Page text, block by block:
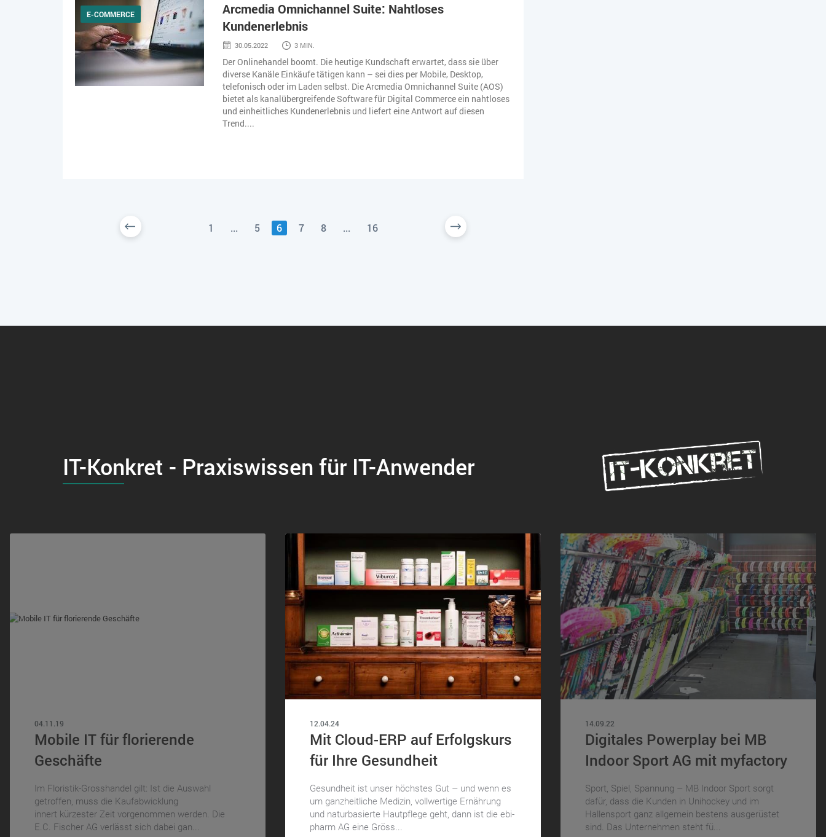
E-COMMERCE
Arcmedia Omnichannel Suite: Nahtloses
Kundenerlebnis
30.05.2022 3 MIN.
Der Onlinehandel boomt. Die heutige Kundschaft erwartet, dass sie über
diverse Kanäle Einkäufe tätigen kann – sei dies per Mobile, Desktop,
telefonisch oder im Laden selbst. Die Arcmedia Omnichannel Suite (AOS)
bietet als kanalübergreifende Software für Digital Commerce ein nahtloses
und einheitliches Kundenerlebnis und liefert eine Antwort auf diesen
Trend....
1 ... 5 6 7 8 ... 16
IT-Konkret - Praxiswissen für IT-Anwender
04.11.19
Mobile IT für florierende
Geschäfte
Im Floristik-Grosshandel gilt: Ist die Auswahl
getroffen, muss die Kaufabwicklung
innert kürzester Zeit vorgenommen werden. Die
E.C. Fischer AG verlässt sich dabei gan...
12.04.24
Mit Cloud-ERP auf Erfolgskurs
für Ihre Gesundheit
Gesundheit ist unser höchstes Gut – und wenn es
um ganzheitliche Medizin, vollwertige Ernährung
und naturbasierte Hautpflege geht, dann ist die ebi-
pharm AG eine Gröss...
14.09.22
Digitales Powerplay bei MB
Indoor Sport AG mit myfactory
Sport, Spiel, Spannung – MB Indoor Sport sorgt
dafür, dass die Kunden in Unihockey und im
Hallensport ganz allgemein bestens ausgerüstet
sind. Das Unternehmen steht fü...